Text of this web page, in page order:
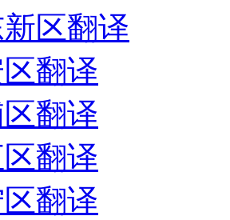
区翻译
翻译
翻译
翻译
翻译